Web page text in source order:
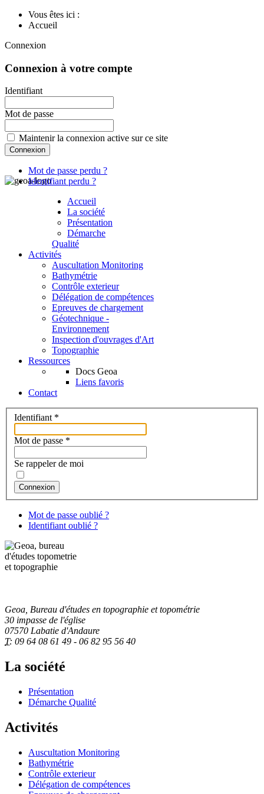
Vous êtes ici :
Accueil
Connexion
Connexion à votre compte
Identifiant
Mot de passe
Maintenir la connexion active sur ce site
Mot de passe perdu ?
Identifiant perdu ?
Accueil
La société
Présentation
Démarche
Qualité
Activités
Auscultation Monitoring
Bathymétrie
Contrôle exterieur
Délégation de compétences
Epreuves de chargement
Géotechnique -
Environnement
Inspection d'ouvrages d'Art
Topographie
Ressources
Docs Geoa
Liens favoris
Contact
Identifiant *
Mot de passe *
Se rappeler de moi
Connexion
Mot de passe oublié ?
Identifiant oublié ?
Geoa, Bureau d'études en topographie et topométrie
30 impasse de l'église
07570 Labatie d'Andaure
T: 09 64 08 61 49 - 06 82 95 56 40
La société
Présentation
Démarche Qualité
Activités
Auscultation Monitoring
Bathymétrie
Contrôle exterieur
Délégation de compétences